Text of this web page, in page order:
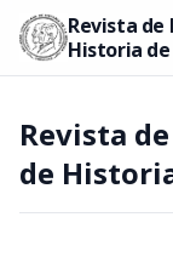
Revista de
Historia
Revista
de